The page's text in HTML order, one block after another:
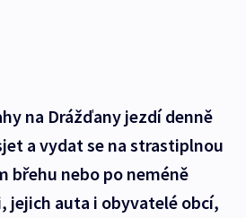
na Drážďany jezdí denně
a vydat se na strastiplnou
břehu nebo po neméně
jejich auta i obyvatelé obcí,